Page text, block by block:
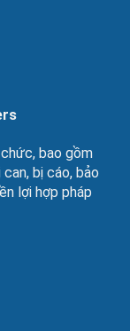
bao gồm
bị cáo, bảo
lợi hợp pháp